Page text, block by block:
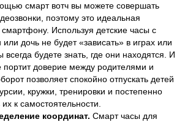
смарт вотч вы можете совершать
поэтому это идеальная
смартфону. Используя детские часы с
дочь не будет «зависать» в играх или
всегда будете знать, где они находятся. И
портит доверие между родителями и
позволяет спокойно отпускать детей
кружки, тренировки и постепенно
к самостоятельности.
координат. Смарт часы для